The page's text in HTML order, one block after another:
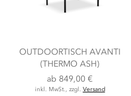
OUTDOORTISCH AVANTI
(THERMO ASH)
ab 849,00 €
inkl. MwSt., zzgl. Versand